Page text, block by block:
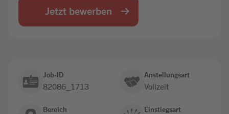
Jetzt bewerben
Job-ID
82086_1713
Anstellungsart
Vollzeit
Bereich Einstiegsart